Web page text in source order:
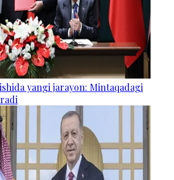
yangi jarayon: Mintaqadagi